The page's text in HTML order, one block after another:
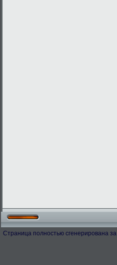
Страница полностью сгенерирована за